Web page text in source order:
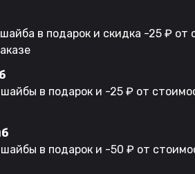
в подарок и скидка -25 ₽
в подарок и -25 ₽ от
в подарок и -50 ₽ от